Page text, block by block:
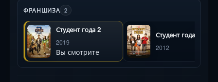
вернуться и победить, герой проходит через
физическое и моральное перерождение — кадры
боевых искусств и танцев завораживают! В центре
сюжета — неожиданные союзы, ослепительные
визуальные эффекты и выбор между местью и
любовью. Тигр Шрофф демонстрирует идеальную
физическую форму, а дебют Тара Сутарии и Анании
ФРАНШИЗА 2
Студент года 2
2019
Вы смотрите
Студент года
2012